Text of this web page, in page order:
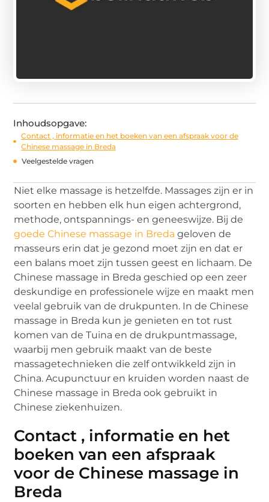
Inhoudsopgave:
Contact , informatie en het boeken van een afspraak voor de
Chinese massage in Breda
Veelgestelde vragen
Niet elke massage is hetzelfde. Massages zijn er in
soorten en hebben elk hun eigen achtergrond,
methode, ontspannings- en geneeswijze. Bij de
goede Chinese massage in Breda geloven de
masseurs erin dat je gezond moet zijn en dat er
een balans moet zijn tussen geest en lichaam. De
Chinese massage in Breda geschied op een zeer
deskundige en professionele wijze en maakt men
veelal gebruik van de drukpunten. In de Chinese
massage in Breda kun je genieten en tot rust
komen van de Tuina en de drukpuntmassage,
waarbij men gebruik maakt van de beste
massagetechnieken die zelf ontwikkeld zijn in
China. Acupunctuur en kruiden worden naast de
Chinese massage in Breda ook gebruikt in
Chinese ziekenhuizen.
Contact , informatie en het
boeken van een afspraak
voor de Chinese massage in
Breda